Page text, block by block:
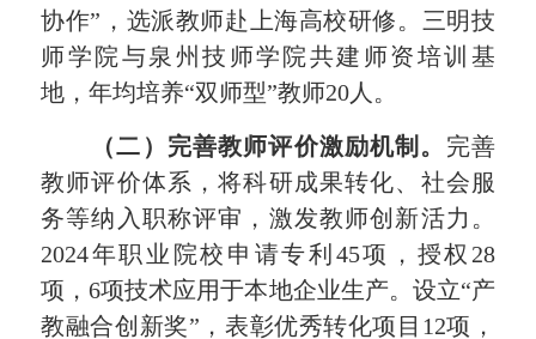
协作”，选派教师赴上海高校研修。三明技
师学院与泉州技师学院共建师资培训基
地，年均培养“双师型”教师20人。
（二）完善教师评价激励机制。 完善
教师评价体系，将科研成果转化、社会服
务等纳入职称评审，激发教师创新活力。
2024年职业院校申请专利 45项，授权 28
项，6项技术应用于本地企业生产。设立“产
教融合创新奖”，表彰优秀转化项目 12项，